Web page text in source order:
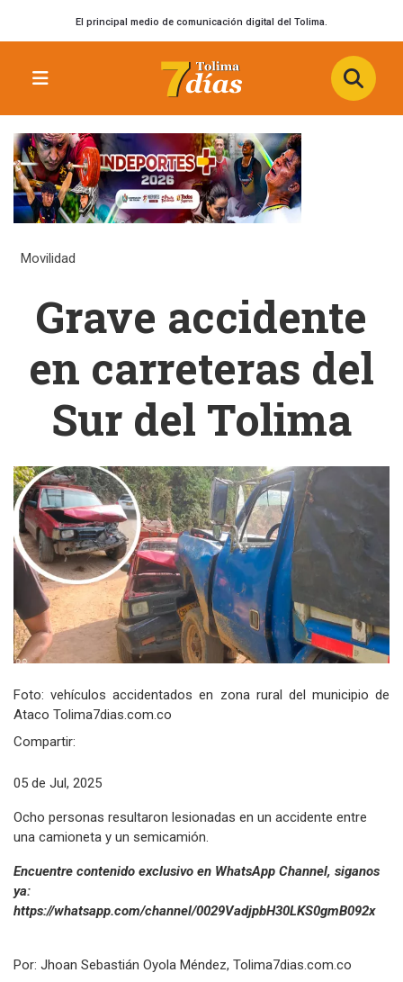
El principal medio de comunicación digital del Tolima.
Movilidad
Grave accidente
en carreteras del
Sur del Tolima
Foto: vehículos accidentados en zona rural del municipio de
Ataco Tolima7dias.com.co
Compartir:
05 de Jul, 2025
Ocho personas resultaron lesionadas en un accidente entre
una camioneta y un semicamión.
Encuentre contenido exclusivo en WhatsApp Channel, siganos
ya:
https://whatsapp.com/channel/0029VadjpbH30LKS0gmB092x
Por: Jhoan Sebastián Oyola Méndez, Tolima7dias.com.co